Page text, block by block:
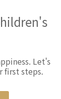
Let's
first steps.